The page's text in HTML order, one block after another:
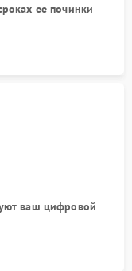
ее починки
ваш цифровой